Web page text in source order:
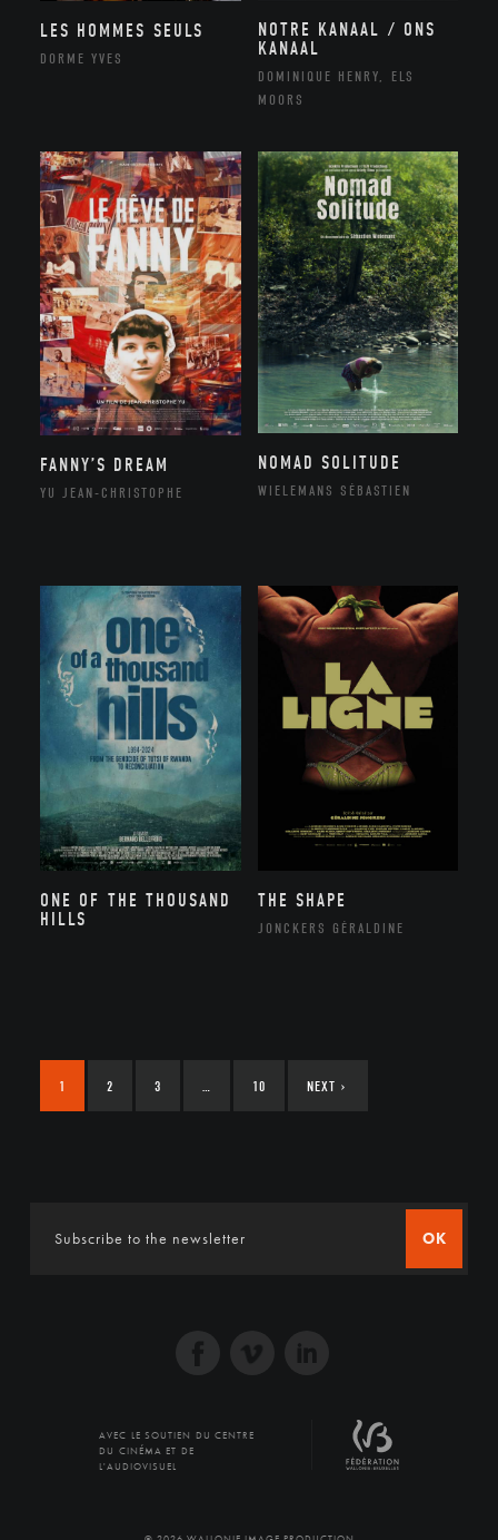
LES HOMMES SEULS
DORME YVES
NOTRE KANAAL / ONS
KANAAL
DOMINIQUE HENRY, ELS
MOORS
FANNY’S DREAM
YU JEAN-CHRISTOPHE
NOMAD SOLITUDE
WIELEMANS SÉBASTIEN
ONE OF THE THOUSAND
HILLS
THE SHAPE
JONCKERS GÉRALDINE
1 2 3 10 NEXT ›
OK
AVEC LE SOUTIEN DU CENTRE
DU CINÉMA ET DE
L'AUDIOVISUEL